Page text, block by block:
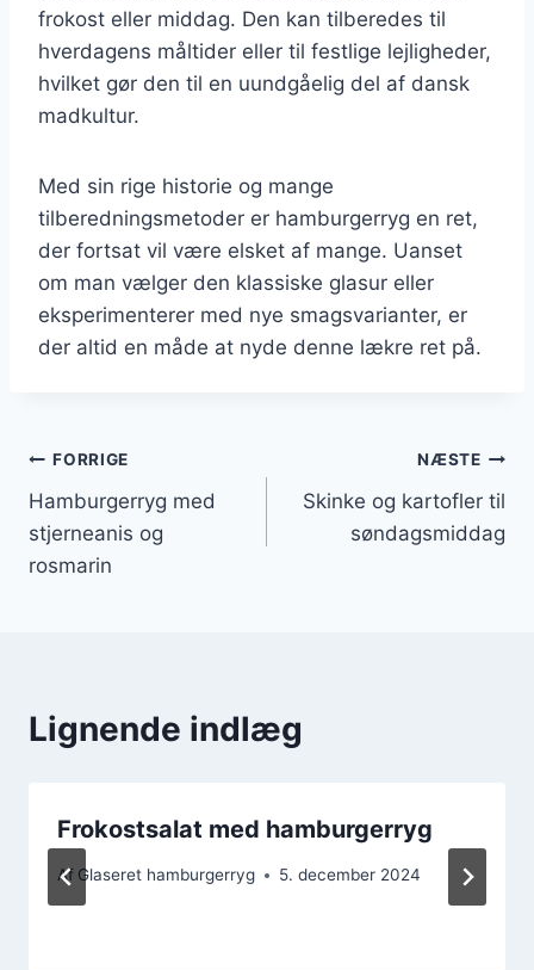
frokost eller middag. Den kan tilberedes til
hverdagens måltider eller til festlige lejligheder,
hvilket gør den til en uundgåelig del af dansk
madkultur.
Med sin rige historie og mange
tilberedningsmetoder er hamburgerryg en ret,
der fortsat vil være elsket af mange. Uanset
om man vælger den klassiske glasur eller
eksperimenterer med nye smagsvarianter, er
der altid en måde at nyde denne lækre ret på.
Indlægsnavigation
FORRIGE
Hamburgerryg med
stjerneanis og
rosmarin
NÆSTE
Skinke og kartofler til
søndagsmiddag
Lignende indlæg
Frokostsalat med hamburgerryg
Af Glaseret hamburgerryg 5. december 2024